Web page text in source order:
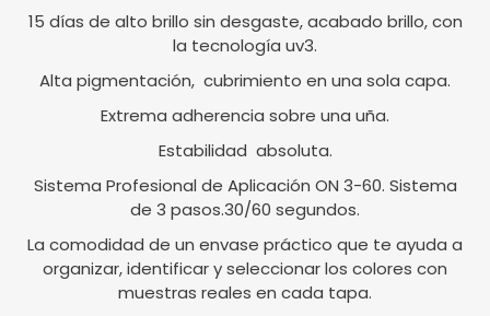
15 días de alto brillo sin desgaste, acabado brillo, con
la tecnología uv3.
Alta pigmentación, cubrimiento en una sola capa.
Extrema adherencia sobre una uña.
Estabilidad absoluta.
Sistema Profesional de Aplicación ON 3-60. Sistema
de 3 pasos.30/60 segundos.
La comodidad de un envase práctico que te ayuda a
organizar, identificar y seleccionar los colores con
muestras reales en cada tapa.